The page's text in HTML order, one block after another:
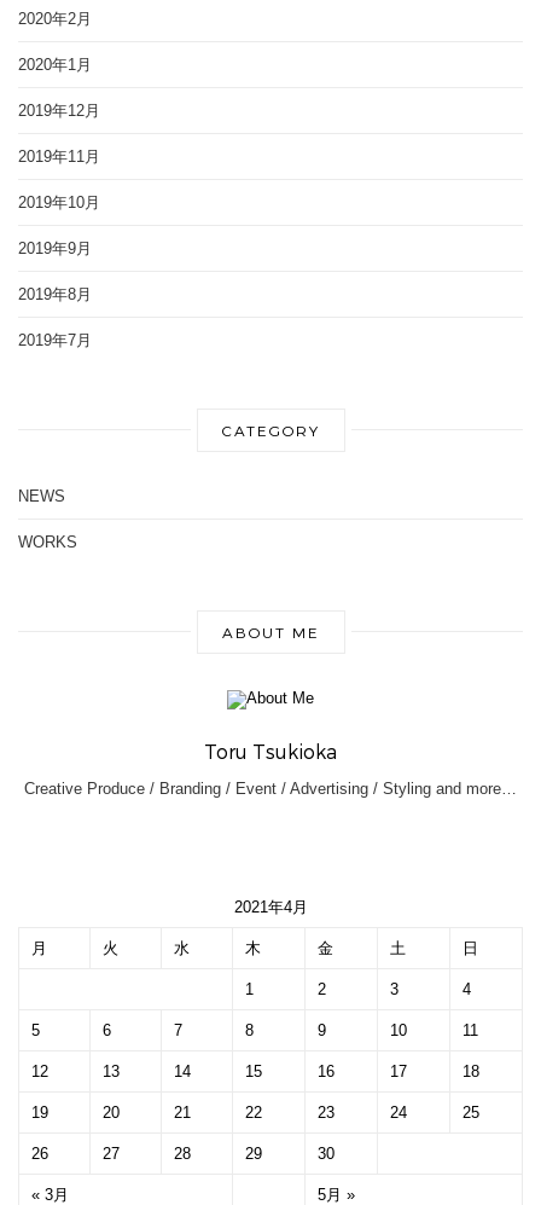
2020年2月
2020年1月
2019年12月
2019年11月
2019年10月
2019年9月
2019年8月
2019年7月
CATEGORY
NEWS
WORKS
ABOUT ME
Toru Tsukioka
Creative Produce / Branding / Event / Advertising / Styling and more…
2021年4月
月 火 水 木 金 土 日
« 3月 5月 »
1 2 3 4
5 6 7 8 9 10 11
12 13 14 15 16 17 18
19 20 21 22 23 24 25
26 27 28 29 30